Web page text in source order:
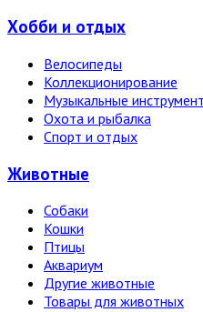
Хобби и отдых
Велосипеды
Коллекционирование
Музыкальные
Охота и рыбалка
Спорт и отдых
Животные
Собаки
Кошки
Птицы
Аквариум
Другие животные
Товары для животных